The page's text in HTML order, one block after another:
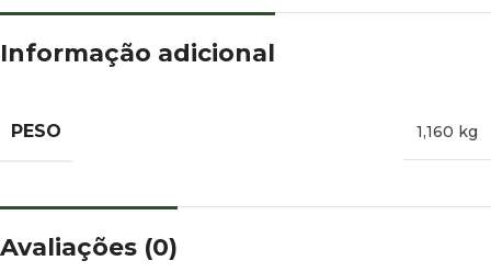
Informação adicional
PESO 1,160 kg
Avaliações (0)